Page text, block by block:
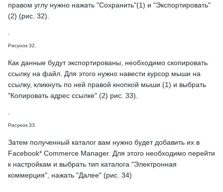
правом углу нужно нажать "Сохранить"(1) и "Экспортировать"
(2) (рис. 32).
Рисунок 32.
Как данные будут экспортированы, необходимо скопировать
ссылку на файл. Для этого нужно навести курсор мыши на
ссылку, кликнуть по ней правой кнопкой мыши (1) и выбрать
"Копировать адрес ссылке" (2) рис. 33).
Рисунок 33.
Затем полученный каталог вам нужно будет добавить их в
Facebook* Commerce Manager. Для этого необходимо перейти
к настройкам и выбрать тип каталога "Электронная
коммерция", нажать "Далее" (рис. 34)